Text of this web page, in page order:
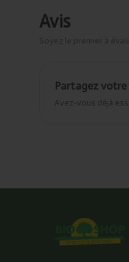
Avis
Partagez votre
Avez-vous déjà